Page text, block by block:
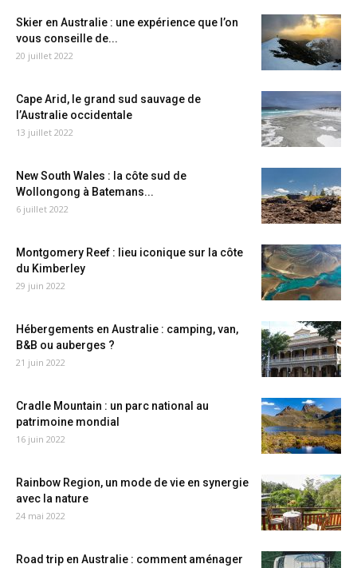
Skier en Australie : une expérience que l’on
vous conseille de...
20 juillet 2022
Cape Arid, le grand sud sauvage de
l’Australie occidentale
13 juillet 2022
New South Wales : la côte sud de
Wollongong à Batemans...
6 juillet 2022
Montgomery Reef : lieu iconique sur la côte
du Kimberley
29 juin 2022
Hébergements en Australie : camping, van,
B&B ou auberges ?
21 juin 2022
Cradle Mountain : un parc national au
patrimoine mondial
16 juin 2022
Rainbow Region, un mode de vie en synergie
avec la nature
24 mai 2022
Road trip en Australie : comment aménager